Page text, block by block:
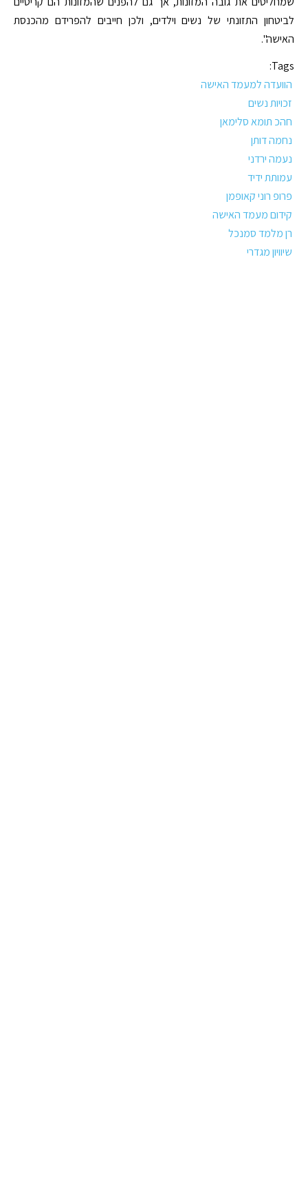
לביטחון התזונתי של נשים וילדים, ולכן חייבים להפרידם מהכנסת
האישה".
Tags:
הוועדה למעמד האישה
זכויות נשים
חהכ תומא סלימאן
נחמה דותן
נעמה ירדני
עמותת ידיד
פרופ רוני קאופמן
קידום מעמד האישה
רן מלמד סמנכל
שיוויון מגדרי